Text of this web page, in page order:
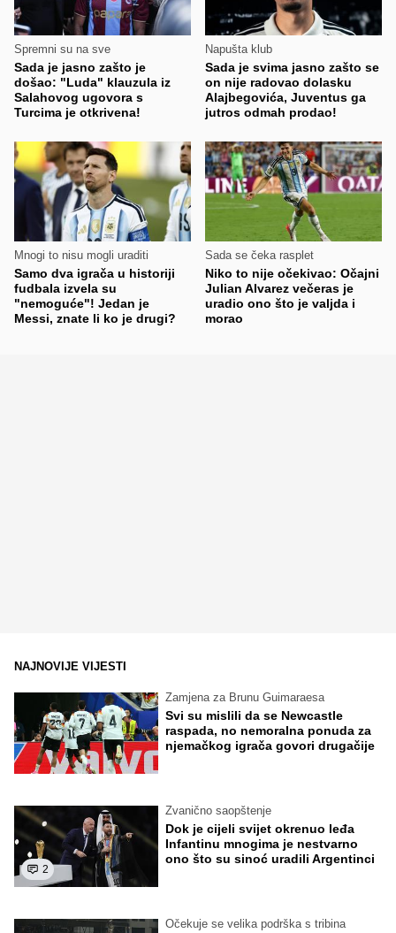
Spremni su na sve
Sada je jasno zašto je
došao: "Luda" klauzula iz
Salahovog ugovora s
Turcima je otkrivena!
Napušta klub
Sada je svima jasno zašto se
on nije radovao dolasku
Alajbegovića, Juventus ga
jutros odmah prodao!
Mnogi to nisu mogli uraditi
Samo dva igrača u historiji
fudbala izvela su
"nemoguće"! Jedan je
Messi, znate li ko je drugi?
Sada se čeka rasplet
Niko to nije očekivao: Očajni
Julian Alvarez večeras je
uradio ono što je valjda i
morao
NAJNOVIJE VIJESTI
Zamjena za Brunu Guimaraesa
Svi su mislili da se Newcastle
raspada, no nemoralna ponuda za
njemačkog igrača govori drugačije
2
Zvanično saopštenje
Dok je cijeli svijet okrenuo leđa
Infantinu mnogima je nestvarno
ono što su sinoć uradili Argentinci
Očekuje se velika podrška s tribina